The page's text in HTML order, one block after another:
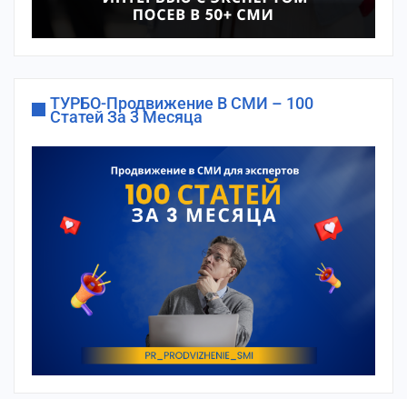
ТУРБО-Продвижение В СМИ – 100
Статей За 3 Месяца